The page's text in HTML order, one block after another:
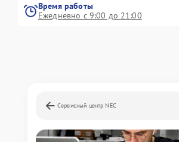
Время работы
Ежедневно с 9:00 до 21:00
Сервисный центр NEC